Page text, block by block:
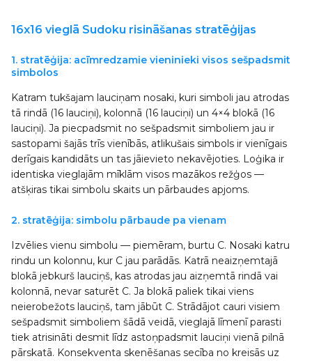
16x16 vieglā Sudoku risināšanas stratēģijas
1. stratēģija: acīmredzamie vieninieki visos sešpadsmit
simbolos
Katram tukšajam lauciņam nosaki, kuri simboli jau atrodas
tā rindā (16 lauciņi), kolonnā (16 lauciņi) un 4×4 blokā (16
lauciņi). Ja piecpadsmit no sešpadsmit simboliem jau ir
sastopami šajās trīs vienībās, atlikušais simbols ir vienīgais
derīgais kandidāts un tas jāievieto nekavējoties. Loģika ir
identiska vieglajām mīklām visos mazākos režģos —
atšķiras tikai simbolu skaits un pārbaudes apjoms.
2. stratēģija: simbolu pārbaude pa vienam
Izvēlies vienu simbolu — piemēram, burtu C. Nosaki katru
rindu un kolonnu, kur C jau parādās. Katrā neaizņemtajā
blokā jebkurš lauciņš, kas atrodas jau aizņemtā rindā vai
kolonnā, nevar saturēt C. Ja blokā paliek tikai viens
neierobežots lauciņš, tam jābūt C. Strādājot cauri visiem
sešpadsmit simboliem šādā veidā, vieglajā līmenī parasti
tiek atrisināti desmit līdz astoņpadsmit lauciņi vienā pilnā
pārskatā. Konsekventa skenēšanas secība no kreisās uz